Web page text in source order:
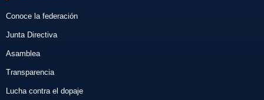
Conoce la federación
Junta Directiva
Asamblea
Transparencia
Lucha contra el dopaje